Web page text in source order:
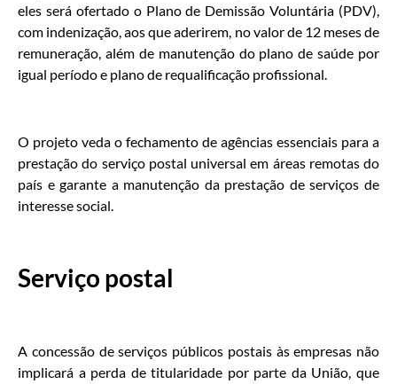
eles será ofertado o Plano de Demissão Voluntária (PDV),
com indenização, aos que aderirem, no valor de 12 meses de
remuneração, além de manutenção do plano de saúde por
igual período e plano de requalificação profissional.
O projeto veda o fechamento de agências essenciais para a
prestação do serviço postal universal em áreas remotas do
país e garante a manutenção da prestação de serviços de
interesse social.
Serviço postal
A concessão de serviços públicos postais às empresas não
implicará a perda de titularidade por parte da União, que